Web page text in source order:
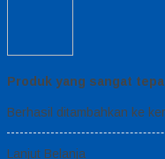
Produk yang sangat
Berhasil ditambahkan ke
Lanjut Belanja